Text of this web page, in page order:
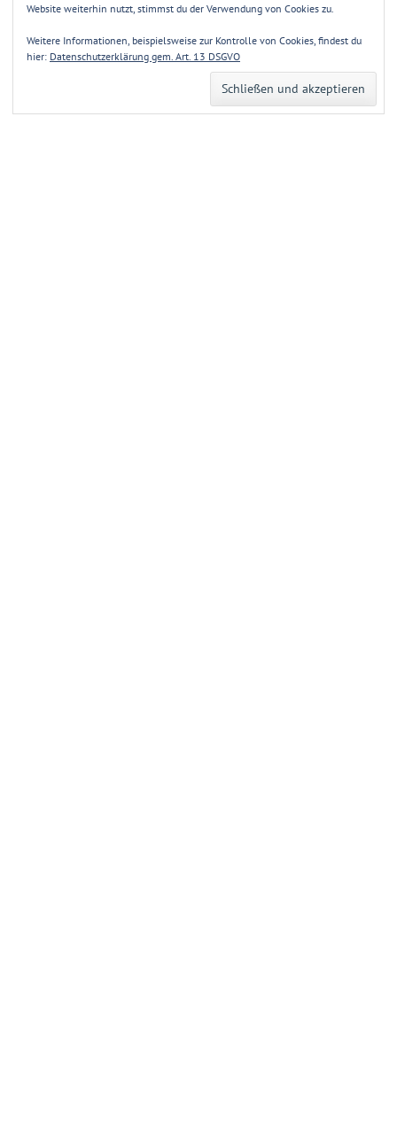
Website weiterhin nutzt, stimmst du der Verwendung von Cookies zu.
Weitere Informationen, beispielsweise zur Kontrolle von Cookies, findest du
hier: Datenschutzerklärung gem. Art. 13 DSGVO